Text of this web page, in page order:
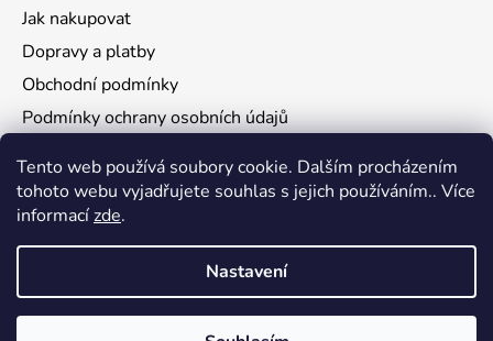
Tento web používá soubory cookie. Dalším procházením
tohoto webu vyjadřujete souhlas s jejich používáním.. Více
informacízde.
Nastavení
Jak nakupovat
Dopravy a platby
Obchodní podmínky
Podmínky ochrany osobních údajů